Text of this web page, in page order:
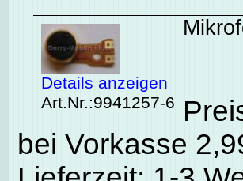
Details anzeigen
Art.Nr.:9941257-6
bei Vorkasse